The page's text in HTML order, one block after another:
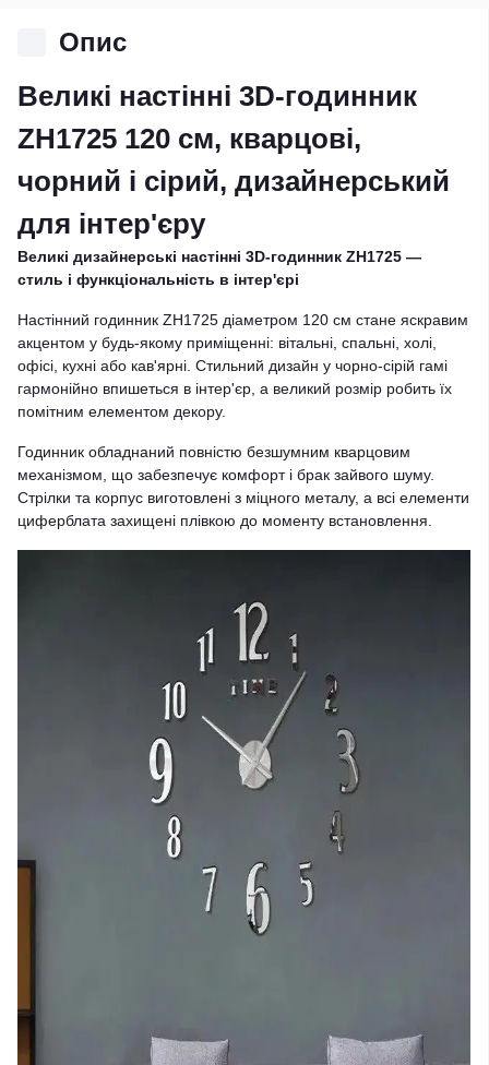
Опис
Великі настінні 3D-годинник
ZH1725 120 см, кварцові,
чорний і сірий, дизайнерський
для інтер'єру
Великі дизайнерські настінні 3D-годинник ZH1725 —
стиль і функціональність в інтер'єрі
Настінний годинник ZH1725 діаметром 120 см стане яскравим
акцентом у будь-якому приміщенні: вітальні, спальні, холі,
офісі, кухні або кав'ярні. Стильний дизайн у чорно-сірій гамі
гармонійно впишеться в інтер'єр, а великий розмір робить їх
помітним елементом декору.
Годинник обладнаний повністю безшумним кварцовим
механізмом, що забезпечує комфорт і брак зайвого шуму.
Стрілки та корпус виготовлені з міцного металу, а всі елементи
циферблата захищені плівкою до моменту встановлення.